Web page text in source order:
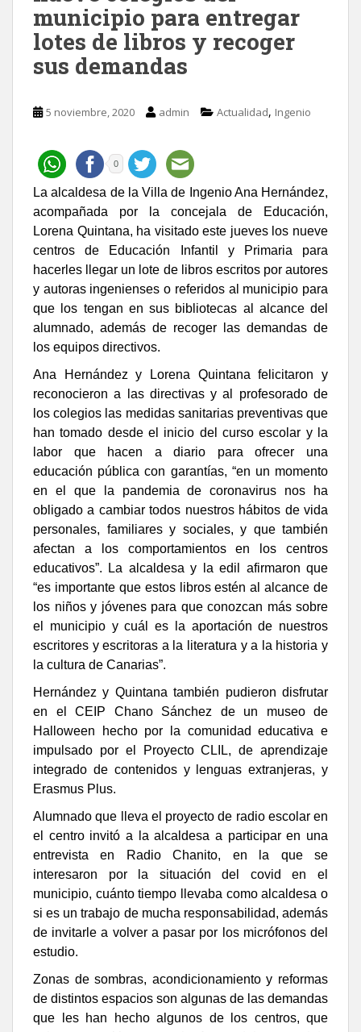
municipio para entregar
lotes de libros y recoger
sus demandas
5 noviembre, 2020 admin Actualidad, Ingenio
0
La alcaldesa de la Villa de Ingenio Ana Hernández,
acompañada por la concejala de Educación,
Lorena Quintana, ha visitado este jueves los nueve
centros de Educación Infantil y Primaria para
hacerles llegar un lote de libros escritos por autores
y autoras ingenienses o referidos al municipio para
que los tengan en sus bibliotecas al alcance del
alumnado, además de recoger las demandas de
los equipos directivos.
Ana Hernández y Lorena Quintana felicitaron y
reconocieron a las directivas y al profesorado de
los colegios las medidas sanitarias preventivas que
han tomado desde el inicio del curso escolar y la
labor que hacen a diario para ofrecer una
educación pública con garantías, “en un momento
en el que la pandemia de coronavirus nos ha
obligado a cambiar todos nuestros hábitos de vida
personales, familiares y sociales, y que también
afectan a los comportamientos en los centros
educativos”. La alcaldesa y la edil afirmaron que
“es importante que estos libros estén al alcance de
los niños y jóvenes para que conozcan más sobre
el municipio y cuál es la aportación de nuestros
escritores y escritoras a la literatura y a la historia y
la cultura de Canarias”.
Hernández y Quintana también pudieron disfrutar
en el CEIP Chano Sánchez de un museo de
Halloween hecho por la comunidad educativa e
impulsado por el Proyecto CLIL, de aprendizaje
integrado de contenidos y lenguas extranjeras, y
Erasmus Plus.
Alumnado que lleva el proyecto de radio escolar en
el centro invitó a la alcaldesa a participar en una
entrevista en Radio Chanito, en la que se
interesaron por la situación del covid en el
municipio, cuánto tiempo llevaba como alcaldesa o
si es un trabajo de mucha responsabilidad, además
de invitarle a volver a pasar por los micrófonos del
estudio.
Zonas de sombras, acondicionamiento y reformas
de distintos espacios son algunas de las demandas
que les han hecho algunos de los centros, que